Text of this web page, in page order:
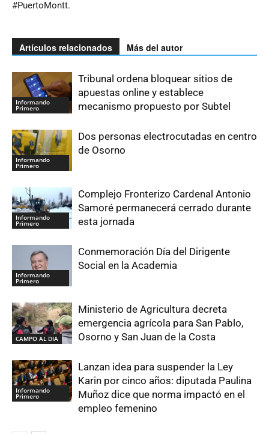
#PuertoMontt.
Artículos relacionados Más del autor
Informando
Primero
Tribunal ordena bloquear sitios de
apuestas online y establece
mecanismo propuesto por Subtel
Informando
Primero
Dos personas electrocutadas en centro
de Osorno
Informando
Primero
Complejo Fronterizo Cardenal Antonio
Samoré permanecerá cerrado durante
esta jornada
Informando
Primero
Conmemoración Día del Dirigente
Social en la Academia
CAMPO AL DIA
Ministerio de Agricultura decreta
emergencia agrícola para San Pablo,
Osorno y San Juan de la Costa
Informando
Primero
Lanzan idea para suspender la Ley
Karin por cinco años: diputada Paulina
Muñoz dice que norma impactó en el
empleo femenino